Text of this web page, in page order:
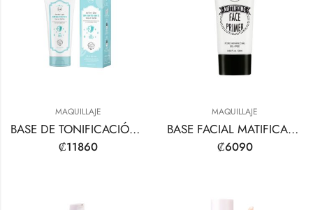
MAQUILLAJE
BASE DE TONIFICACIÓN INSTANTÁNEA PARA ACLARAR LA PIEL
₡11860
MAQUILLAJE
BASE FACIAL MATIFICANTE
₡6090